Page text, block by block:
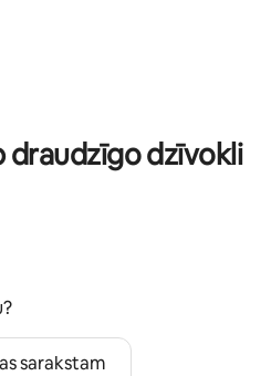
dzīvokli
sarakstam